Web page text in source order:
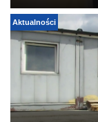
Aktualności